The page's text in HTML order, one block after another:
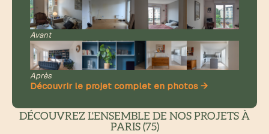
Avant
Après
Découvrir le projet complet en photos →
DÉCOUVREZ L'ENSEMBLE DE NOS PROJETS À
PARIS (75)